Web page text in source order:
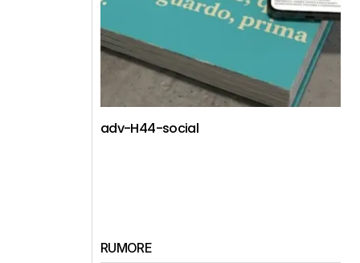
adv-H44-social
RUMORE